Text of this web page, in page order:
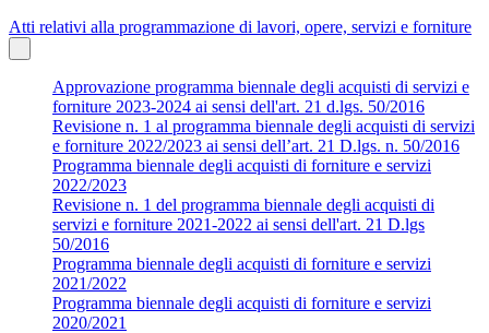
Atti relativi alla programmazione di lavori, opere, servizi e forniture
Approvazione programma biennale degli acquisti di servizi e
forniture 2023-2024 ai sensi dell'art. 21 d.lgs. 50/2016
Revisione n. 1 al programma biennale degli acquisti di servizi
e forniture 2022/2023 ai sensi dell’art. 21 D.lgs. n. 50/2016
Programma biennale degli acquisti di forniture e servizi
2022/2023
Revisione n. 1 del programma biennale degli acquisti di
servizi e forniture 2021-2022 ai sensi dell'art. 21 D.lgs
50/2016
Programma biennale degli acquisti di forniture e servizi
2021/2022
Programma biennale degli acquisti di forniture e servizi
2020/2021